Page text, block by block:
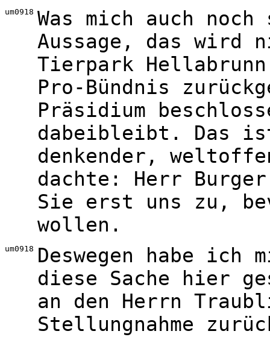
um0918 Was mich auch
Aussage, das wird
Tierpark
Pro-Bündnis
Präsidium
dabeibleibt. Das
denkender,
dachte: Herr
Sie erst uns zu,
wollen.
um0918 Deswegen habe
diese Sache hier
an den Herrn
Stellungnahme